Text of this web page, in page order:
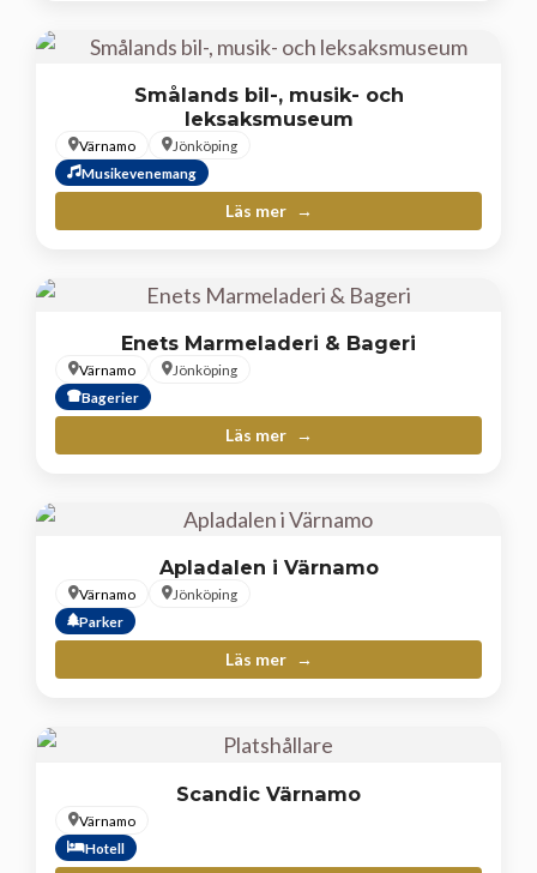
Smålands bil-, musik- och
leksaksmuseum
Värnamo
Jönköping
Musikevenemang
Läs mer
Enets Marmeladeri & Bageri
Värnamo
Jönköping
Bagerier
Läs mer
Apladalen i Värnamo
Värnamo
Jönköping
Parker
Läs mer
Scandic Värnamo
Värnamo
Hotell